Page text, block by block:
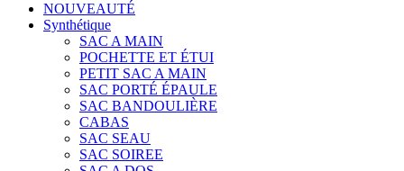
NOUVEAUTÉ
Synthétique
SAC A MAIN
POCHETTE ET ÉTUI
PETIT SAC A MAIN
SAC PORTÉ ÉPAULE
SAC BANDOULIÈRE
CABAS
SAC SEAU
SAC SOIREE